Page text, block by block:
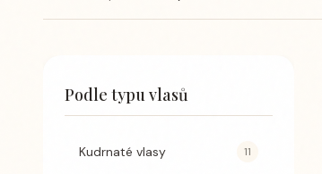
Podle typu vlasů
Kudrnaté vlasy 11